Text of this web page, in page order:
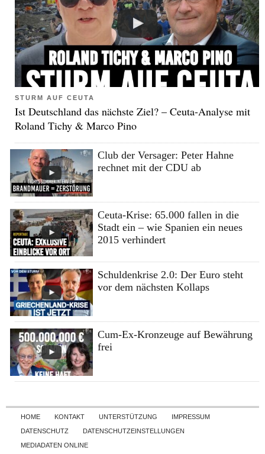
STURM AUF CEUTA
Ist Deutschland das nächste Ziel? – Ceuta-Analyse mit
Roland Tichy & Marco Pino
Club der Versager: Peter Hahne
rechnet mit der CDU ab
Ceuta-Krise: 65.000 fallen in die
Stadt ein – wie Spanien ein neues
2015 verhindert
Schuldenkrise 2.0: Der Euro steht
vor dem nächsten Kollaps
Cum-Ex-Kronzeuge auf Bewährung
frei
Skip to content
HOME KONTAKT UNTERSTÜTZUNG
IMPRESSUM
DATENSCHUTZ
DATENSCHUTZEINSTELLUNGEN
MEDIADATEN ONLINE